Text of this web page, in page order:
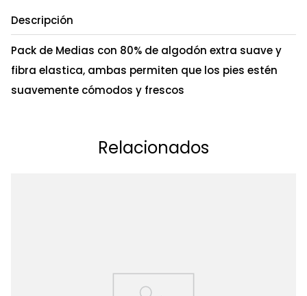
Descripción
Pack de Medias con 80% de algodón extra suave y
fibra elastica, ambas permiten que los pies estén
suavemente cómodos y frescos
Relacionados